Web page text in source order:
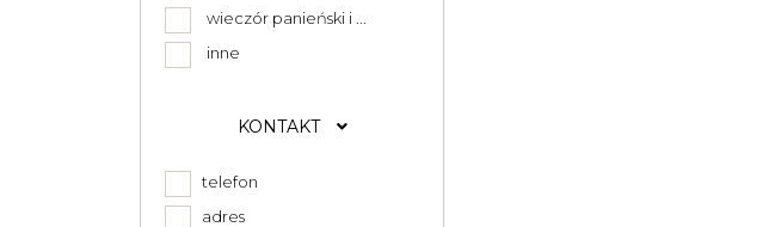
wieczór panieński i ...
inne
KONTAKT
telefon
adres